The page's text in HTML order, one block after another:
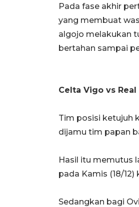
Pada fase akhir
yang membuat
algojo melakukan
bertahan sampai
Celta Vigo vs
Tim posisi ketujuh
dijamu tim papan
Hasil itu memutus
pada Kamis (18/
Sedangkan bagi